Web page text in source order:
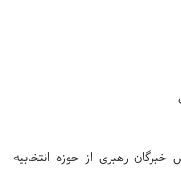
رهبری از حوزه انتخابیه